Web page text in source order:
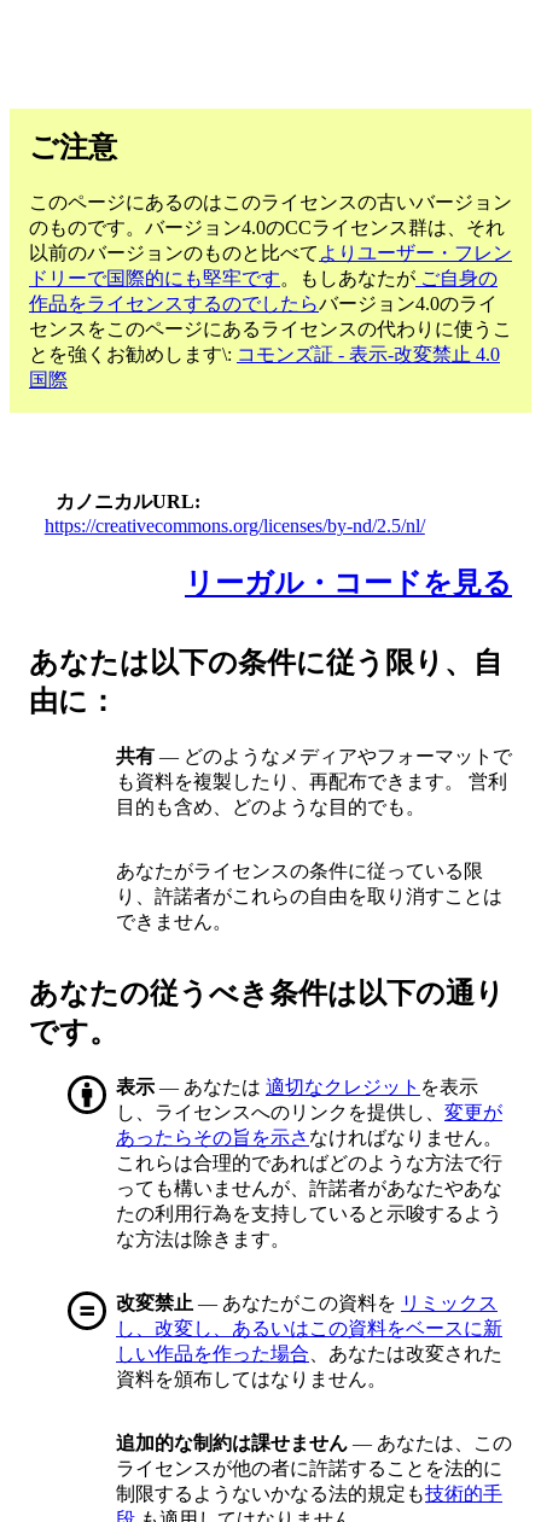
ご注意
このページにあるのはこのライセンスの古いバージョン
のものです。バージョン4.0のCCライセンス群は、それ
以前のバージョンのものと比べて よりユーザー・フレン
ドリーで国際的にも堅牢です。もしあなたが ご自身の
作品をライセンスするのでしたらバージョン4.0のライ
センスをこのページにあるライセンスの代わりに使うこ
とを強くお勧めします\: コモンズ証 - 表示-改変禁止 4.0
国際
カノニカルURL
https://creativecommons.org/licenses/by-nd/2.5/nl/
リーガル・コードを見る
あなたは以下の条件に従う限り、自
由に：
共有 — どのようなメディアやフォーマットで
も資料を複製したり、再配布できます。 営利
目的も含め、どのような目的でも。
あなたがライセンスの条件に従っている限
り、許諾者がこれらの自由を取り消すことは
できません。
あなたの従うべき条件は以下の通り
です。
表示 — あなたは 適切なクレジット を表示
し、ライセンスへのリンクを提供し、 変更が
あったらその旨を示さ なければなりません。
これらは合理的であればどのような方法で行
っても構いませんが、許諾者があなたやあな
たの利用行為を支持していると示唆するよう
な方法は除きます。
改変禁止 — あなたがこの資料を リミックス
し、改変し、あるいはこの資料をベースに新
しい作品を作った場合 、あなたは改変された
資料を頒布してはなりません。
追加的な制約は課せません — あなたは、この
ライセンスが他の者に許諾することを法的に
制限するようないかなる法的規定も技術的手